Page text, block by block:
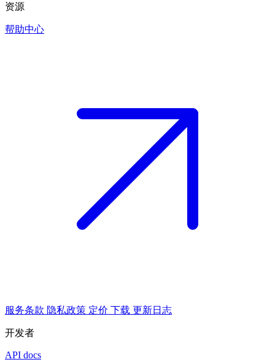
资源
帮助中心
服务条款 隐私政策 定价 下载 更新日志
开发者
API docs